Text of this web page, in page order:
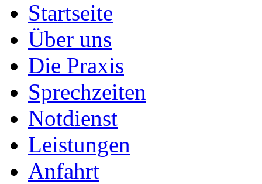
Startseite
Über uns
Die Praxis
Sprechzeiten
Notdienst
Leistungen
Anfahrt